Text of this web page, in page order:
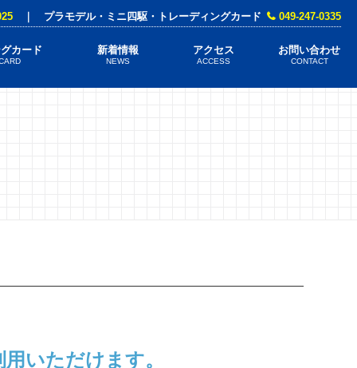
｜ プラモデル・ミニ四駆・トレーディングカード 049-247-0335
カード 新着情報
NEWS
アクセス
ACCESS
お問い合わせ
CONTACT
いただけます。